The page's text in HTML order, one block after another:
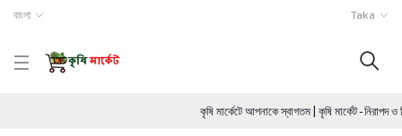
বাংলা Taka
কৃষি মার্কেটে আপনাকে স্বাগতম | কৃষি মার্কেট -